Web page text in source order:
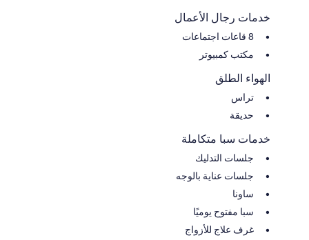
خدمات رجال الأعمال
8 قاعات اجتماعات
مكتب كمبيوتر
الهواء الطلق
تراس
حديقة
خدمات سبا متكاملة
جلسات التدليك
جلسات عناية بالوجه
ساونا
سبا مفتوح يوميًا
غرف علاج للأزواج